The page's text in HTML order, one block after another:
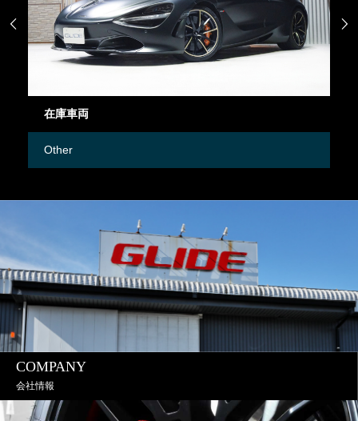
在庫車両
Other
 
COMPANY
会社情報